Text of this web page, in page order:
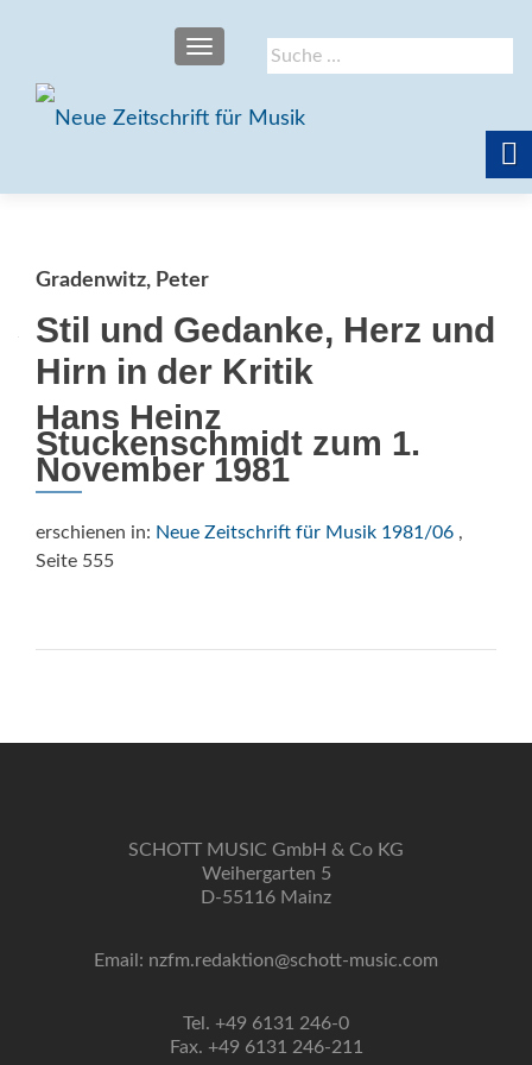
Suche
nach:
SCHALTE NAVIGATION
Gradenwitz, Peter
Stil und Gedanke, Herz und
Hirn in der Kritik
Hans Heinz
Stuckenschmidt zum 1.
November 1981
erschienen in: Neue Zeitschrift für Musik 1981/06 ,
Seite 555
SCHOTT MUSIC GmbH & Co KG
Weihergarten 5
D-55116 Mainz
Email: nzfm.redaktion@schott-music.com
Tel. +49 6131 246-0
Fax. +49 6131 246-211